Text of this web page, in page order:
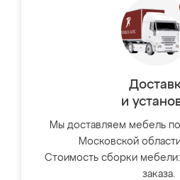
и
Мы доставляем мебель
Московской
Стоимость сборки
заказа.